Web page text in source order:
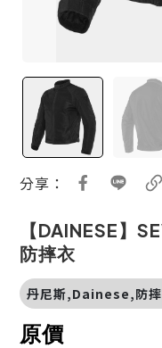
分享：
【DAINESE】
防摔衣
丹尼斯,Dainese,防
原價